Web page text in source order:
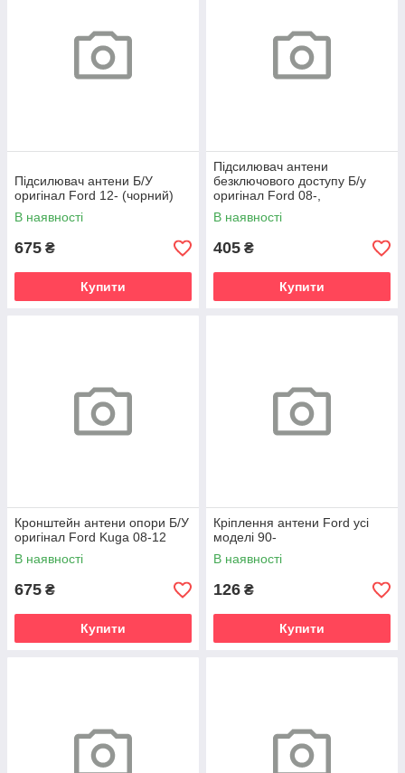
Підсилювач антени Б/У
оригінал Ford 12- (чорний)
В наявності
675 ₴
Купити
Підсилювач антени
безключового доступу Б/у
оригінал Ford 08-,
Підсилювач антени
безключового доступу Б/у
В наявності
405 ₴
Купити
Кронштейн антени опори Б/У
оригінал Ford Kuga 08-12
В наявності
675 ₴
Купити
Кріплення антени Ford усі
моделі 90-
В наявності
126 ₴
Купити